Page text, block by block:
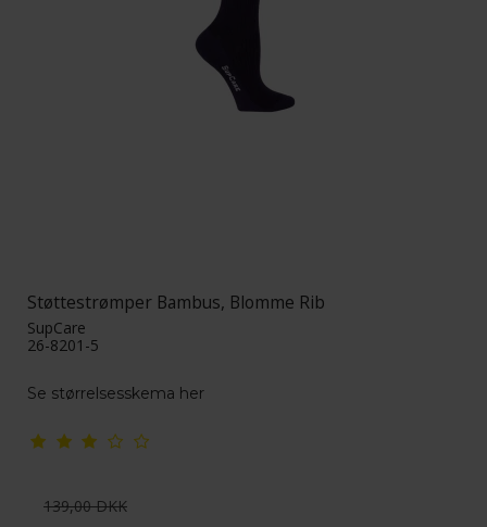
Støttestrømper Bambus, Blomme Rib
SupCare
26-8201-5
Se størrelsesskema her
139,00 DKK